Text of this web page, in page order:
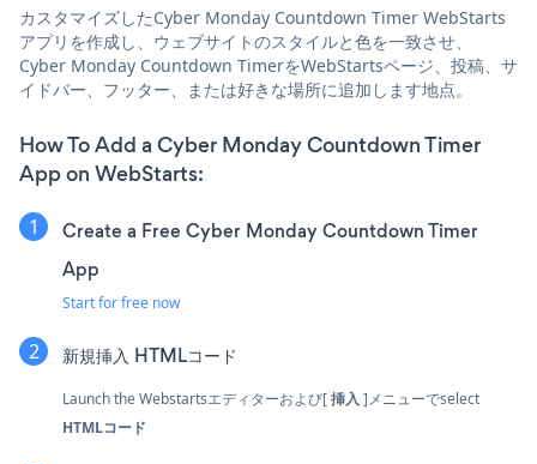
カスタマイズしたCyber Monday Countdown Timer WebStarts
アプリを作成し、ウェブサイトのスタイルと色を一致させ、
Cyber Monday Countdown TimerをWebStartsページ、投稿、サ
イドバー、フッター、または好きな場所に追加します地点。
How To Add a Cyber Monday Countdown Timer
App on WebStarts:
Create a Free Cyber Monday Countdown Timer
App
Start for free now
新規挿入 HTMLコード
Launch the Webstartsエディターおよび[挿入 ]メニューでselect
HTMLコード